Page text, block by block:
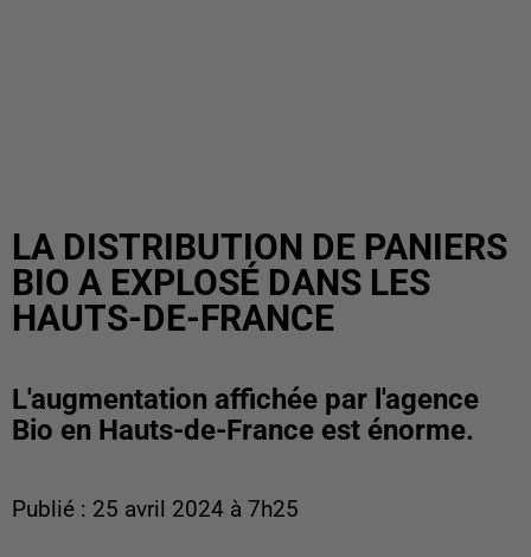
LA DISTRIBUTION DE PANIERS
BIO A EXPLOSÉ DANS LES
HAUTS-DE-FRANCE
L'augmentation affichée par l'agence
Bio en Hauts-de-France est énorme.
Publié : 25 avril 2024 à 7h25